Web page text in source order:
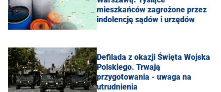
mieszkańców zagrożone przez
indolencję sądów i urzędów
Defilada z okazji Święta Wojska
Polskiego. Trwają
przygotowania - uwaga na
utrudnienia